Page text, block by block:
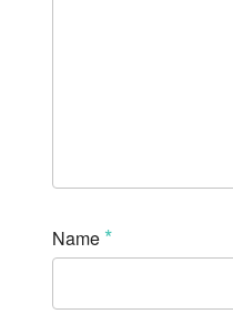
Name *